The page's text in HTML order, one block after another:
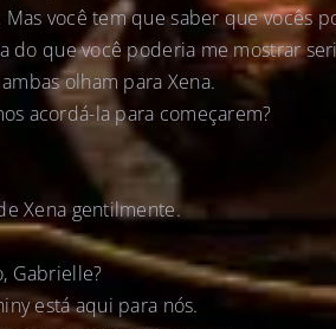
Mas você tem que saber que vocês
do que você poderia me mostrar
olham para Xena.
acordá-la para começarem?
Xena gentilmente.
Gabrielle?
está aqui para nós.